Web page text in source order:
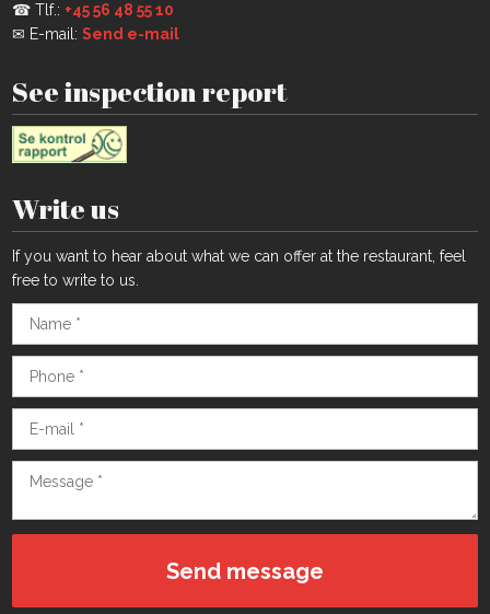
☎ Tlf.: +45 56 48 55 10​
✉ E-mail: Send e-mail
See inspection report
Write us
If you want to hear about what we can offer at the restaurant, feel
free to write to us.